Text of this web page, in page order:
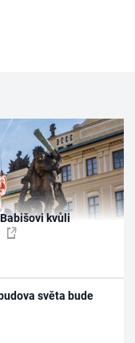
kvůli
světa bude